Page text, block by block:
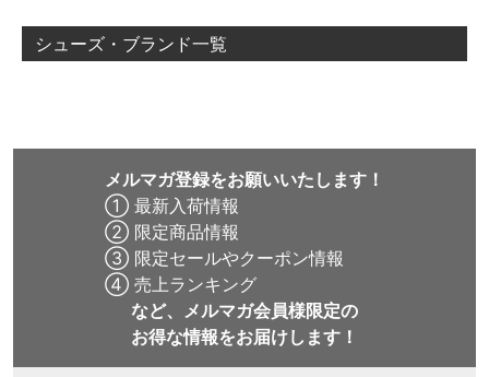
シューズ・ブランド一覧
メルマガ登録をお願いいたします！
① 最新入荷情報
② 限定商品情報
③ 限定セールやクーポン情報
④ 売上ランキング
など、メルマガ会員様限定の
お得な情報をお届けします！